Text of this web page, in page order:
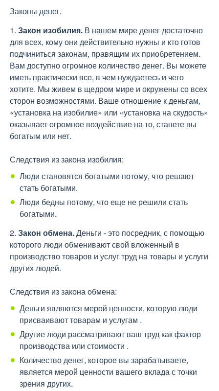
Законы денег.
1. Закон изобилия. В нашем мире денег достаточно
для всех, кому они действительно нужны и кто готов
подчиниться законам, правящим их приобретением.
Вам доступно огромное количество денег. Вы можете
иметь практически все, в чем нуждаетесь и чего
хотите. Мы живем в щедром мире и окружены со всех
сторон возможностями. Ваше отношение к деньгам,
«установка на изобилие» или «установка на скудость»
оказывает огромное воздействие на то, станете вы
богатым или нет.
Следствия из закона изобилия:
Люди становятся богатыми потому, что решают
стать богатыми.
Люди бедны потому, что еще не решили стать
богатыми.
2. Закон обмена.Деньги - это посредник, с помощью
которого люди обменивают свой вложенный в
производство товаров и услуг труд на товары и услуги
других людей.
Следствия из закона обмена:
Деньги являются мерой ценности, которую люди
присваивают товарам и услугам .
Другие люди рассматривают ваш труд как фактор
производства или стоимости .
Количество денег, которое вы зарабатываете,
является мерой ценности вашего вклада с точки
зрения других.